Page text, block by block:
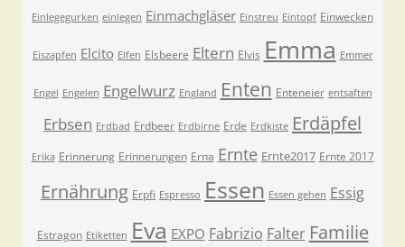
Einlegegurken einlegen Einmachgläser Einstreu Eintopf Einwecken
Eiszapfen Elcito Elfen Elsbeere Eltern Elvis Emma Emmer
Engel Engelen Engelwurz England Enten Enteneier entsaften
Erbsen Erdbad Erdbeer Erdbirne Erde Erdkiste Erdäpfel
Erika Erinnerung Erinnerungen Erna Ernte Ernte2017 Ernte 2017
Ernährung Erpfi Espresso Essen Essen gehen Essig
Estragon Etiketten Eva EXPO Fabrizio Falter Familie